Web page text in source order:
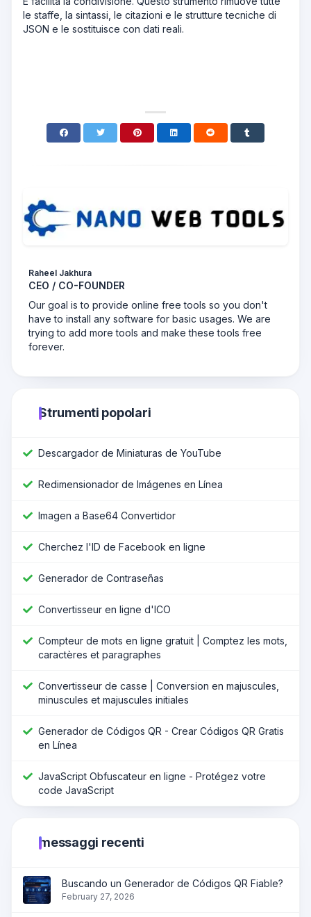
le staffe, la sintassi, le citazioni e le strutture tecniche di
JSON e le sostituisce con dati reali.
Raheel Jakhura
CEO / CO-FOUNDER
Our goal is to provide online free tools so you don't
have to install any software for basic usages. We are
trying to add more tools and make these tools free
forever.
Strumenti popolari
Descargador de Miniaturas de YouTube
Redimensionador de Imágenes en Línea
Imagen a Base64 Convertidor
Cherchez l'ID de Facebook en ligne
Generador de Contraseñas
Convertisseur en ligne d'ICO
Compteur de mots en ligne gratuit | Comptez les mots,
caractères et paragraphes
Convertisseur de casse | Conversion en majuscules,
minuscules et majuscules initiales
Generador de Códigos QR - Crear Códigos QR Gratis
en Línea
JavaScript Obfuscateur en ligne - Protégez votre
code JavaScript
messaggi recenti
Buscando un Generador de Códigos QR Fiable?
February 27, 2026